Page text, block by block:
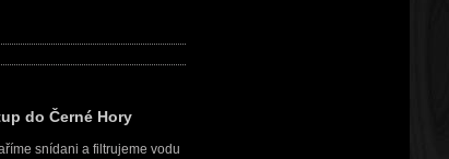
do Černé Hory
snídani a filtrujeme vodu